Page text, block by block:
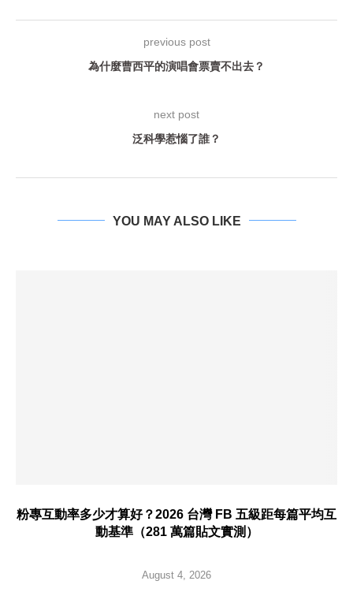
previous post
為什麼曹西平的演唱會票賣不出去？
next post
泛科學惹惱了誰？
YOU MAY ALSO LIKE
粉專互動率多少才算好？2026 台灣 FB 五級距每篇平均互
動基準（281 萬篇貼文實測）
August 4, 2026